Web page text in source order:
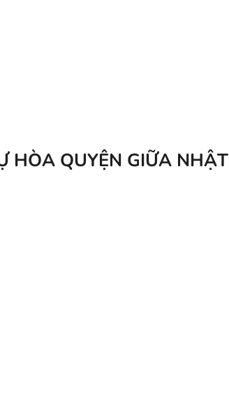
HÒA QUYỆN GIỮA NHẬT